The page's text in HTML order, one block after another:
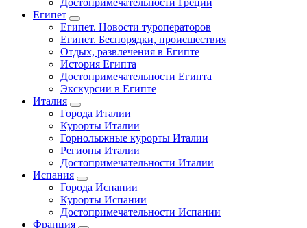
Достопримечательности Греции
Египет
Египет. Новости туроператоров
Египет. Беспорядки, происшествия
Отдых, развлечения в Египте
История Египта
Достопримечательности Египта
Экскурсии в Египте
Италия
Города Италии
Курорты Италии
Горнолыжные курорты Италии
Регионы Италии
Достопримечательности Италии
Испания
Города Испании
Курорты Испании
Достопримечательности Испании
Франция